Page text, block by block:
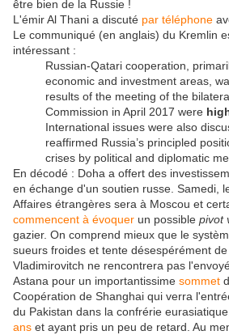
être bien de la Russie !
L'émir Al Thani a discuté par téléphone
Le communiqué (en anglais) du Kremlin
intéressant :
Russian-Qatari cooperation,
economic and investment areas,
results of the meeting of the
Commission in April 2017 were
International issues were also
reaffirmed Russia’s principled
crises by political and diplomatic
En décodé : Doha a offert des
en échange d'un soutien russe. Samedi,
Affaires étrangères sera à Moscou et
commencent à évoquer un possible pivot
gazier. On comprend mieux que le
sueurs froides et tente désespérément de
Vladimirovitch ne rencontrera pas
Astana pour un importantissime sommet
Coopération de Shanghai qui verra
du Pakistan dans la confrérie
ans et ayant pris un peu de retard. Au